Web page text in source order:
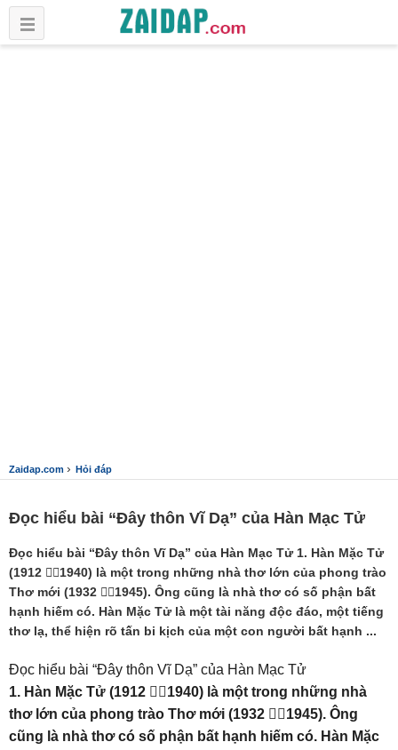
Zaidap.com › Hỏi đáp
Đọc hiểu bài “Đây thôn Vĩ Dạ” của Hàn Mạc Tử
Đọc hiểu bài “Đây thôn Vĩ Dạ” của Hàn Mạc Tử 1. Hàn Mặc Tử
(1912 1940) là một trong những nhà thơ lớn của phong trào
Thơ mới (1932 1945). Ông cũng là nhà thơ có số phận bất
hạnh hiếm có. Hàn Mặc Tử là một tài năng độc đáo, một tiếng
thơ lạ, thể hiện rõ tấn bi kịch của một con người bất hạnh ...
Đọc hiểu bài “Đây thôn Vĩ Dạ” của Hàn Mạc Tử
1. Hàn Mặc Tử (1912 1940) là một trong những nhà
thơ lớn của phong trào Thơ mới (1932 1945). Ông
cũng là nhà thơ có số phận bất hạnh hiếm có. Hàn Mặc